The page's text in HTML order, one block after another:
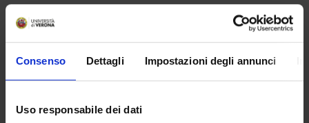
Consenso Dettagli Impostazioni degli annunci
Uso responsabile dei dati
Non è stato trovato alcun seminario relativo
all'insegnamento Fondamenti e didattica delle scienze della